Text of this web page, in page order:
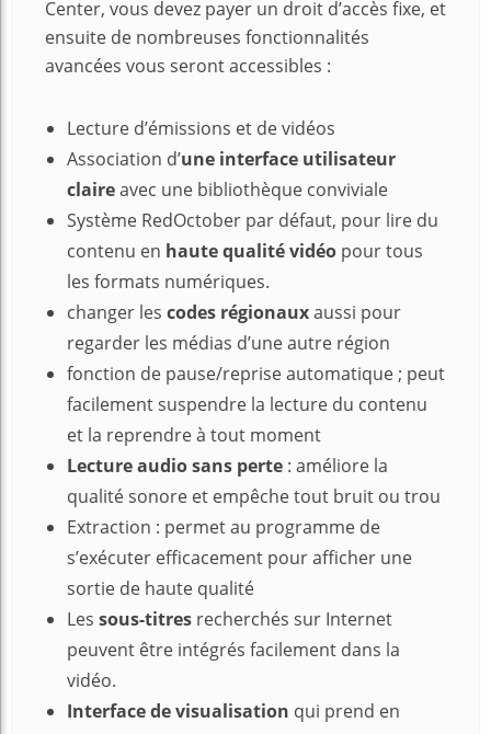
Center, vous devez payer un droit d’accès fixe, et
ensuite de nombreuses fonctionnalités
avancées vous seront accessibles :
Lecture d’émissions et de vidéos
Association d’une interface utilisateur
claireavec une bibliothèque conviviale
Système RedOctober par défaut, pour lire du
contenu en haute qualité vidéo pour tous
les formats numériques.
changer les codes régionauxaussi pour
regarder les médias d’une autre région
fonction de pause/reprise automatique ; peut
facilement suspendre la lecture du contenu
et la reprendre à tout moment
Lecture audio sans perte : améliore la
qualité sonore et empêche tout bruit ou trou
Extraction : permet au programme de
s’exécuter efficacement pour afficher une
sortie de haute qualité
Les sous-titres recherchés sur Internet
peuvent être intégrés facilement dans la
vidéo.
Interface de visualisation qui prend en